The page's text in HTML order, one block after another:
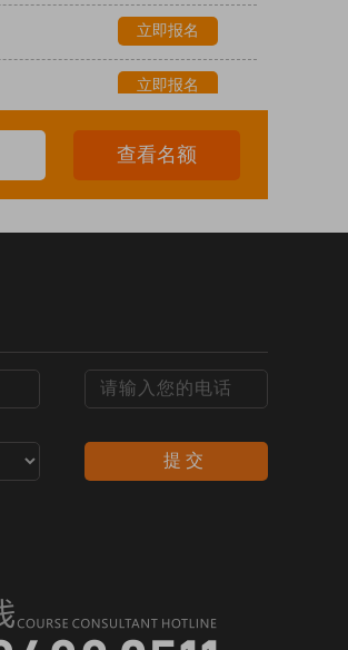
立即报名
立即报名
立即报名
立即报名
立即报名
立即报名
立即报名
立即报名
查看名额
提 交